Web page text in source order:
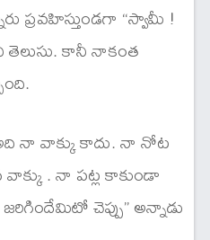
ప్రవహిస్తుండగా “స్వామీ !
కానీ నాకంత
నా వాక్కు కాదు. నా నోట
. నా పట్ల కాకుండా
చెప్పు” అన్నాడు